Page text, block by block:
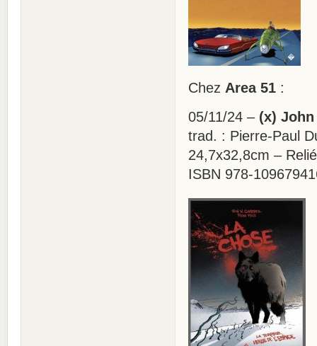
Chez Area 51 :
05/11/24 – (x)
trad. : Pierre-Paul
24,7x32,8cm –
ISBN 978-